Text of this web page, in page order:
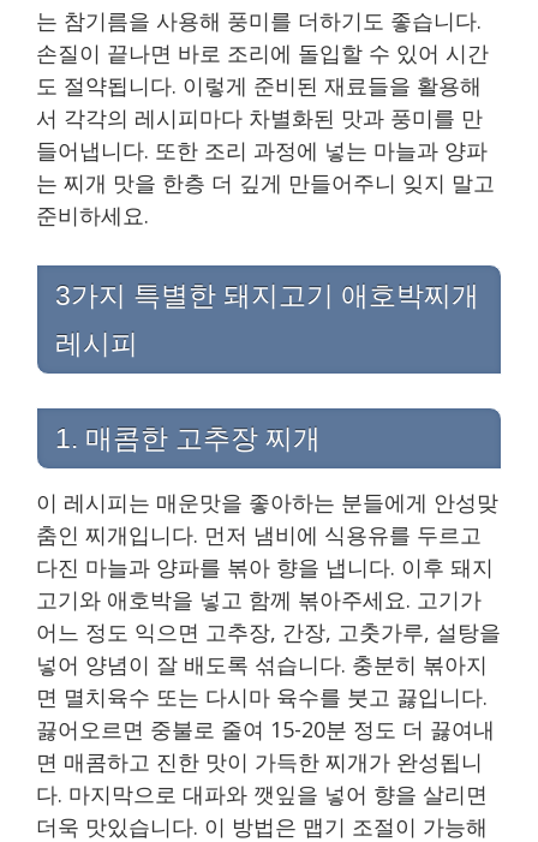
는 참기름을 사용해 풍미를 더하기도 좋습니다.
손질이 끝나면 바로 조리에 돌입할 수 있어 시간
도 절약됩니다. 이렇게 준비된 재료들을 활용해
서 각각의 레시피마다 차별화된 맛과 풍미를 만
들어냅니다. 또한 조리 과정에 넣는 마늘과 양파
는 찌개 맛을 한층 더 깊게 만들어주니 잊지 말고
준비하세요.
3가지 특별한 돼지고기 애호박찌개
레시피
1. 매콤한 고추장 찌개
이 레시피는 매운맛을 좋아하는 분들에게 안성맞
춤인 찌개입니다. 먼저 냄비에 식용유를 두르고
다진 마늘과 양파를 볶아 향을 냅니다. 이후 돼지
고기와 애호박을 넣고 함께 볶아주세요. 고기가
어느 정도 익으면 고추장, 간장, 고춧가루, 설탕을
넣어 양념이 잘 배도록 섞습니다. 충분히 볶아지
면 멸치육수 또는 다시마 육수를 붓고 끓입니다.
끓어오르면 중불로 줄여 15-20분 정도 더 끓여내
면 매콤하고 진한 맛이 가득한 찌개가 완성됩니
다. 마지막으로 대파와 깻잎을 넣어 향을 살리면
더욱 맛있습니다. 이 방법은 맵기 조절이 가능해